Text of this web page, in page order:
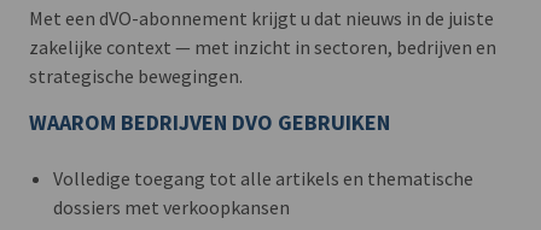
Met een dVO-abonnement krijgt u dat nieuws in de juiste
zakelijke context — met inzicht in sectoren, bedrijven en
strategische bewegingen.
WAAROM BEDRIJVEN DVO GEBRUIKEN
Volledige toegang tot alle artikels en thematische
dossiers met verkoopkansen